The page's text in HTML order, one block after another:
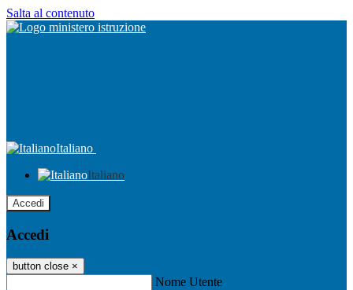
Salta al contenuto
Italiano
Italiano
Accedi
Accedi
button close ×
Nome Utente